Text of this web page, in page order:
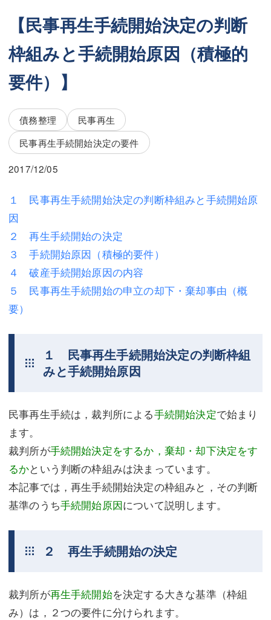
坂本 陽一
桶川 聡
三平 隆史
吉元 優仁
小川 祐
弁護士費用
不動産
離婚（夫婦間トラブル）
企業法務
労働問題（解雇，残業等）
交通事故
不動産登記
調査・書面作成
債務整理
マスコミ取材・実績
アクセス
埼玉事務所 (さいたま市)
坂本 陽一
桶川 聡
三平 隆史
吉元 優仁
弁護士費用
不動産
相続・遺言
企業法務
労働問題（解雇，残業等）
刑事弁護
不動産登記
商業登記
債務整理
マスコミ取材・実績
アクセス
東京事務所 (新宿・四谷)
川口事務所（埼玉県川口市）
【民事再生手続開始決定の判断
枠組みと手続開始原因（積極的
要件）】
債務整理
民事再生
民事再生手続開始決定の要件
2017/12/05
１ 民事再生手続開始決定の判断枠組みと手続開始原
因
２ 再生手続開始の決定
３ 手続開始原因（積極的要件）
４ 破産手続開始原因の内容
５ 民事再生手続開始の申立の却下・棄却事由（概
要）
１ 民事再生手続開始決定の判断枠組
みと手続開始原因
民事再生手続は，裁判所による手続開始決定で始まり
ます。
裁判所が手続開始決定をするか，棄却・却下決定をす
るかという判断の枠組みは決まっています。
本記事では，再生手続開始決定の枠組みと，その判断
基準のうち手続開始原因について説明します。
２ 再生手続開始の決定
裁判所が再生手続開始を決定する大きな基準（枠組
み）は，２つの要件に分けられます。